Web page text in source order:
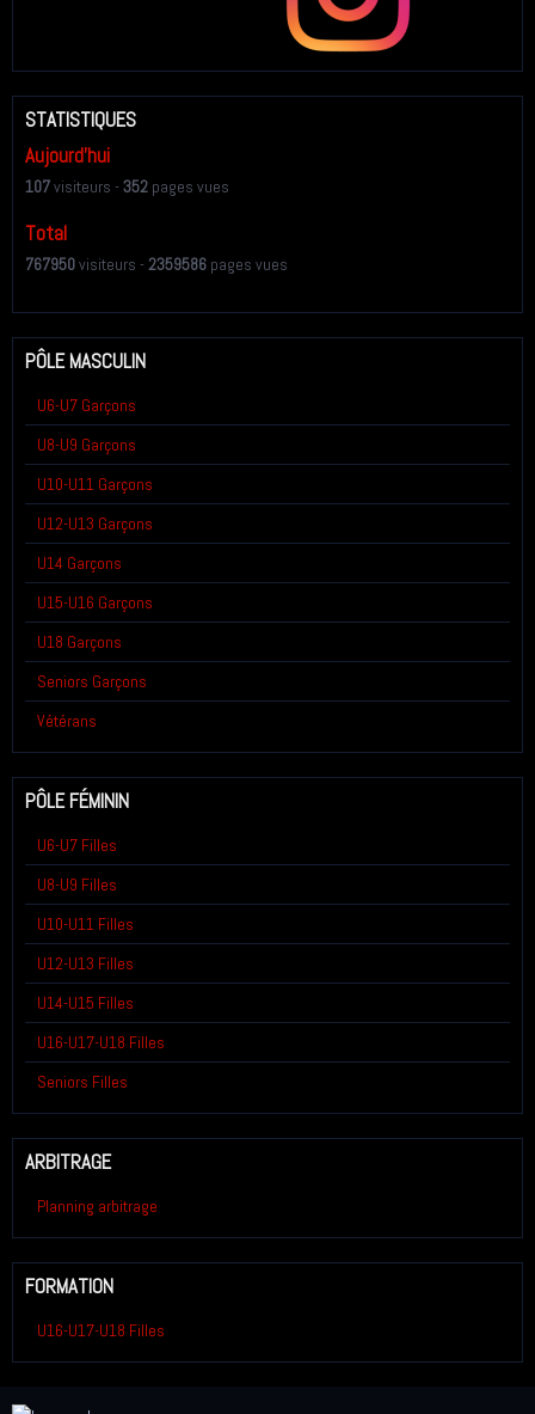
STATISTIQUES
Aujourd'hui
107visiteurs -352 pages vues
Total
767950visiteurs -2359586 pages vues
PÔLE MASCULIN
U6-U7 Garçons
U8-U9 Garçons
U10-U11 Garçons
U12-U13 Garçons
U14 Garçons
U15-U16 Garçons
U18 Garçons
Seniors Garçons
Vétérans
PÔLE FÉMININ
U6-U7 Filles
U8-U9 Filles
U10-U11 Filles
U12-U13 Filles
U14-U15 Filles
U16-U17-U18 Filles
Seniors Filles
ARBITRAGE
Planning arbitrage
FORMATION
U16-U17-U18 Filles